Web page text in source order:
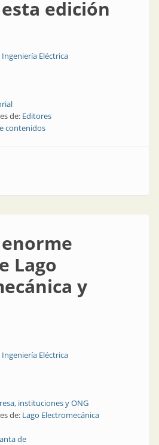
edición
Ingeniería Eléctrica
de: Editores
contenidos
Eléctrica 381 | En esta edición
Lago
y
Ingeniería Eléctrica
instituciones y ONG
de: Lago Electromecánica
de